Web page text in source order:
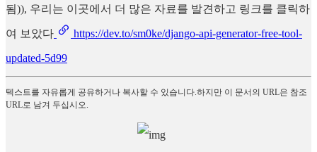
됨)), 우리는 이곳에서 더 많은 자료를 발견하고 링크를 클릭하
여 보았다 https://dev.to/sm0ke/django-api-generator-free-tool-
updated-5d99
텍스트를 자유롭게 공유하거나 복사할 수 있습니다.하지만 이 문서의 URL은 참조
URL로 남겨 두십시오.